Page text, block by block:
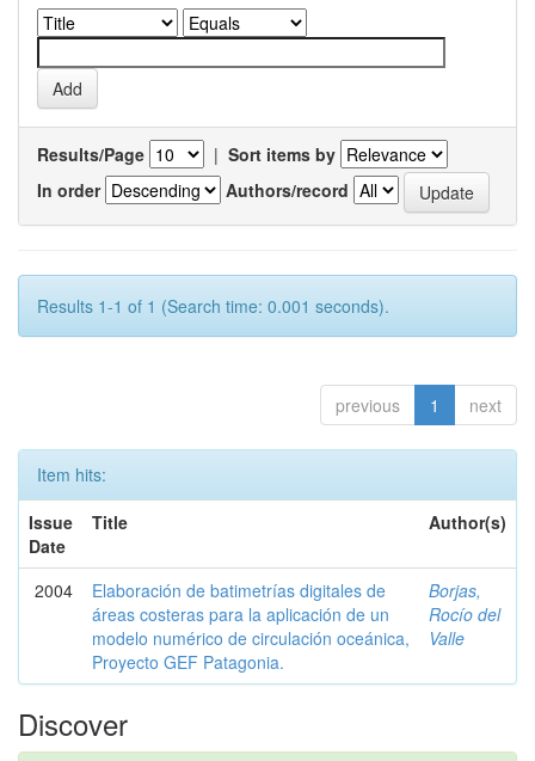
Results/Page | Sort items by
In order
Authors/record
Results 1-1 of 1 (Search time: 0.001 seconds).
previous 1 next
Item hits:
Issue
Date
Title Author(s)
2004
Elaboración de batimetrías digitales de
áreas costeras para la aplicación de un
modelo numérico de circulación oceánica,
Proyecto GEF Patagonia.
Borjas,
Rocío del
Valle
Discover